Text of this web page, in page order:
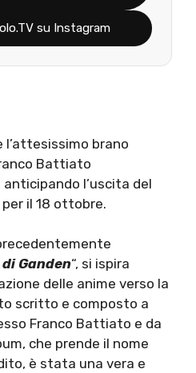
su Instagram
l’attesissimo brano
Battiato
anticipando l’uscita del
il 18 ottobre.
Ganden“, si ispira
delle anime verso la
scritto e composto a
Franco Battiato e da
che prende il nome
è stata una vera e